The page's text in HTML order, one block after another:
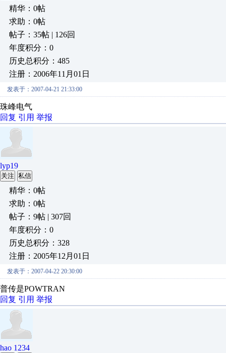
精华：0帖
求助：0帖
帖子：35帖 | 126回
年度积分：0
历史总积分：485
注册：2006年11月01日
发表于：2007-04-21 21:33:00
珠峰电气
回复 引用 举报
lyp19
关注 私信
精华：0帖
求助：0帖
帖子：9帖 | 307回
年度积分：0
历史总积分：328
注册：2005年12月01日
发表于：2007-04-22 20:30:00
普传是POWTRAN
回复 引用 举报
hao 1234